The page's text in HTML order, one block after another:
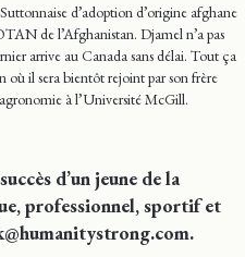
d’adoption d’origine afghane
de l’Afghanistan. Djamel n’a pas
arrive au Canada sans délai. Tout ça
où il sera bientôt rejoint par son frère
à l’Université McGill.
d’un jeune de la
professionnel, sportif et